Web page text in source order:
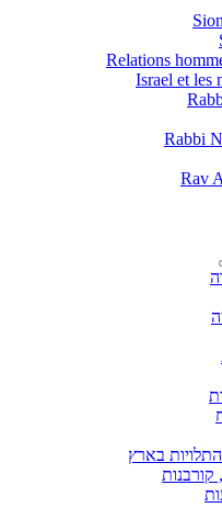
Relations
Israel et les
Rabbi
בארץ